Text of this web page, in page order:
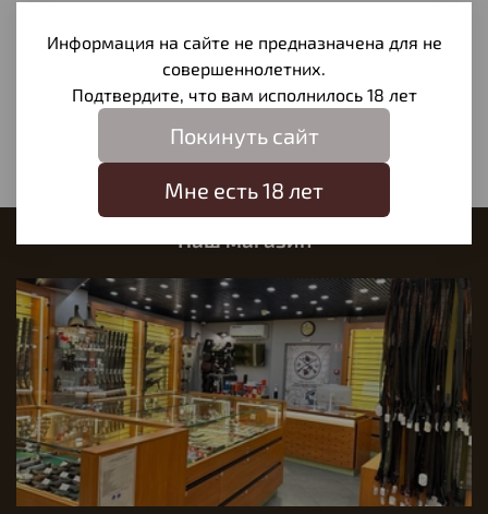
Отзывы
Отзывов еще никто не оставлял
Написать отзыв
Наш магазин
Информация на сайте не предназначена для не
совершеннолетних.
Подтвердите, что вам исполнилось 18 лет
Покинуть сайт
Мне есть 18 лет